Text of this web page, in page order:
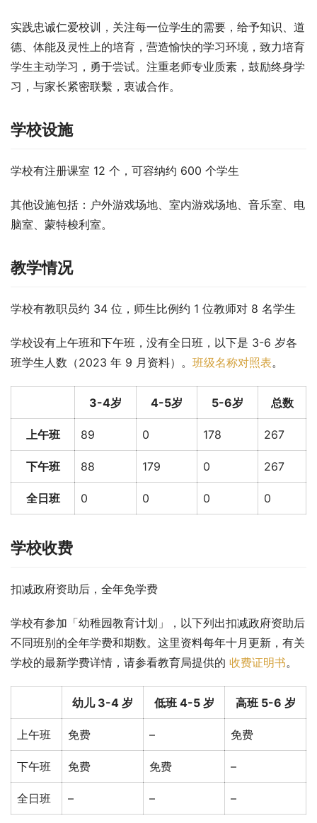
实践忠诚仁爱校训，关注每一位学生的需要，给予知识、道
德、体能及灵性上的培育，营造愉快的学习环境，致力培育
学生主动学习，勇于尝试。注重老师专业质素，鼓励终身学
习，与家长紧密联繫，衷诚合作。
学校设施
学校有注册课室 12 个，可容纳约 600 个学生
其他设施包括：户外游戏场地、室内游戏场地、音乐室、电
脑室、蒙特梭利室。
教学情况
学校有教职员约 34 位，师生比例约 1 位教师对 8 名学生
学校设有上午班和下午班，没有全日班，以下是 3-6 岁各
班学生人数（2023 年 9 月资料）。 班级名称对照表。
3-4岁 4-5岁 5-6岁 总数
上午班 89 0 178 267
下午班 88 179 0 267
全日班 0 0 0 0
学校收费
扣减政府资助后，全年免学费
学校有参加「幼稚园教育计划」，以下列出扣减政府资助后
不同班别的全年学费和期数。这里资料每年十月更新，有关
学校的最新学费详情，请参看教育局提供的 收费证明书。
幼儿 3-4 岁 低班 4-5 岁 高班 5-6 岁
上午班 免费 – 免费
下午班 免费 免费 –
全日班 – – –